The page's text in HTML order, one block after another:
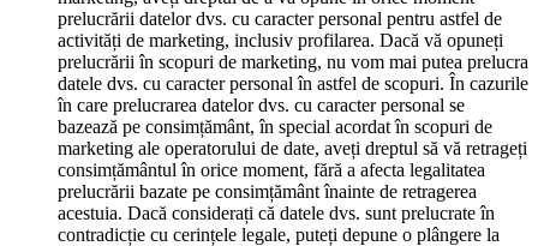
prelucrării datelor dvs. cu caracter personal pentru astfel de
activități de marketing, inclusiv profilarea. Dacă vă opuneți
prelucrării în scopuri de marketing, nu vom mai putea prelucra
datele dvs. cu caracter personal în astfel de scopuri. În cazurile
în care prelucrarea datelor dvs. cu caracter personal se
bazează pe consimțământ, în special acordat în scopuri de
marketing ale operatorului de date, aveți dreptul să vă retrageți
consimțământul în orice moment, fără a afecta legalitatea
prelucrării bazate pe consimțământ înainte de retragerea
acestuia. Dacă considerați că datele dvs. sunt prelucrate în
contradicție cu cerințele legale, puteți depune o plângere la